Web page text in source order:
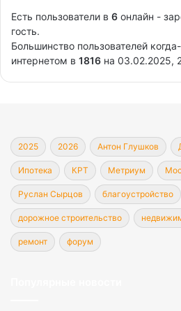
Есть пользователи в 6 онлайн -
гость.
Большинство пользователей
интернетом в 1816 на 03.02.2025,
2025 2026 Антон Глушков
Ипотека КРТ Метриум
Руслан Сырцов благоустройство
дорожное строительство
ремонт форум